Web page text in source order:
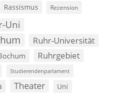
Rassismus Rezension
Uni
Ruhr-Universität
Ruhrgebiet
Studierendenparlament
Theater Uni